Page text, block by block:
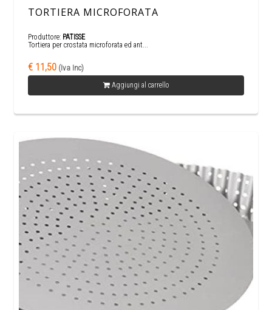
TORTIERA MICROFORATA
Produttore: PATISSE
Tortiera per crostata microforata ed ant...
€ 11,50 (Iva Inc)
Aggiungi al carrello